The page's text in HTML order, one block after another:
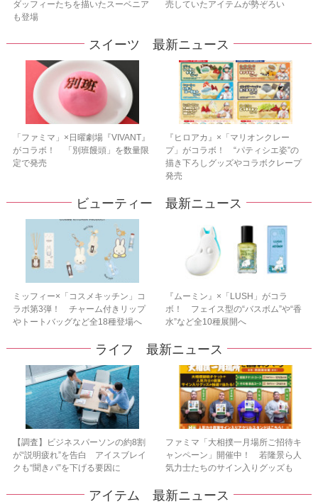
ダッフィーたちを描いたスーベニア
も登場
売していたアイテムが勢ぞろい
スイーツ 最新ニュース
「ファミマ」×日曜劇場『VIVANT』
がコラボ！ 「別班饅頭」を数量限
定で発売
『ヒロアカ』×「マリオンクレー
プ」がコラボ！ “パティシエ姿”の
描き下ろしグッズやコラボクレープ
発売
ビューティー 最新ニュース
ミッフィー×「コスメキッチン」コ
ラボ第3弾！ チャーム付きリップ
やトートバッグなど全18種登場へ
『ムーミン』×「LUSH」がコラ
ボ！ フェイス型の“バスボム”や“香
水”など全10種展開へ
ライフ 最新ニュース
【調査】ビジネスパーソンの約8割
が“説明疲れ”を告白 アイスブレイ
クも“聞きパ”を下げる要因に
ファミマ「大相撲一月場所ご招待キ
ャンペーン」開催中！ 若隆景ら人
気力士たちのサイン入りグッズも
アイテム 最新ニュース